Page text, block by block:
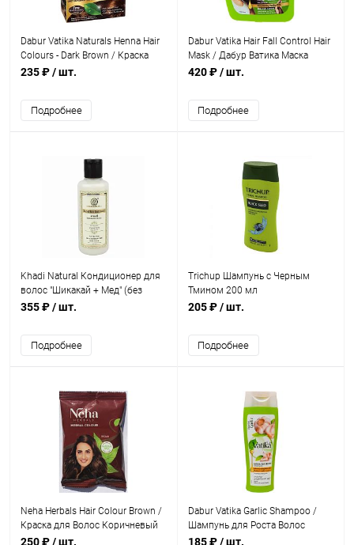
Dabur Vatika Naturals Henna Hair
Colours - Dark Brown / Краска
для Волос на Основе
Коричневый) 60 г
235 ₽/ шт.
Подробнее
Dabur Vatika Hair Fall Control Hair
Mask / Дабур Ватика Маска
Контроль Выпадения для Волос
420 ₽/ шт.
Подробнее
Khadi Natural Кондиционер для
волос "Шикакай + Мед" (без
парабенов и СЛС) 210 мл
355 ₽/ шт.
Подробнее
Trichup Шампунь с Черным
Тмином 200 мл
205 ₽/ шт.
Подробнее
Neha Herbals Hair Colour Brown /
Краска для Волос Коричневый
(20г*10 пакетик) 200 г
250 ₽/ шт.
Dabur Vatika Garlic Shampoo /
Шампунь для Роста Волос
Испанский Чеснок 210 мл
185 ₽/ шт.